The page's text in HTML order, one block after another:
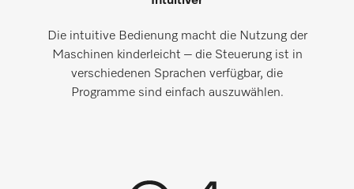
Die intuitive Bedienung macht die Nutzung der
Maschinen kinderleicht – die Steuerung ist in
verschiedenen Sprachen verfügbar, die
Programme sind einfach auszuwählen.